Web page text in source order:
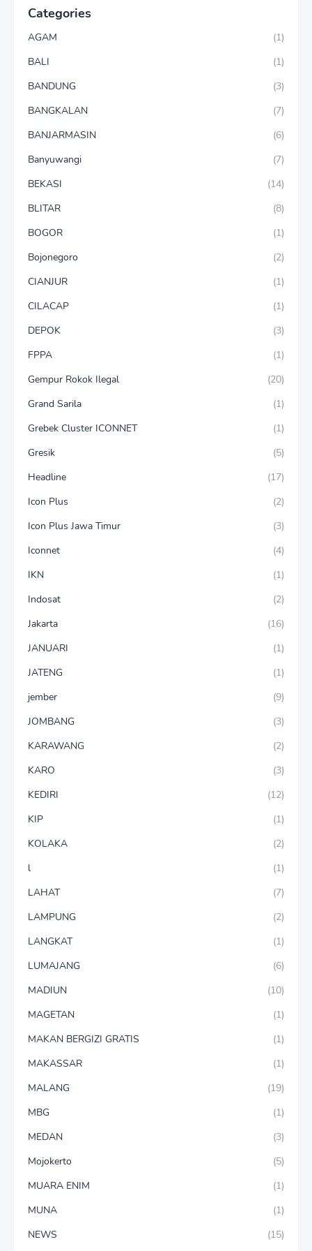
Categories
AGAM
(1)
BALI
(1)
BANDUNG
(3)
BANGKALAN
(7)
BANJARMASIN
(6)
Banyuwangi
(7)
BEKASI
(14)
BLITAR
(8)
BOGOR
(1)
Bojonegoro
(2)
CIANJUR
(1)
CILACAP
(1)
DEPOK
(3)
FPPA
(1)
Gempur Rokok Ilegal
(20)
Grand Sarila
(1)
Grebek Cluster ICONNET
(1)
Gresik
(5)
Headline
(17)
Icon Plus
(2)
Icon Plus Jawa Timur
(3)
Iconnet
(4)
IKN
(1)
Indosat
(2)
Jakarta
(16)
JANUARI
(1)
JATENG
(1)
jember
(9)
JOMBANG
(3)
KARAWANG
(2)
KARO
(3)
KEDIRI
(12)
KIP
(1)
KOLAKA
(2)
l
(1)
LAHAT
(7)
LAMPUNG
(2)
LANGKAT
(1)
LUMAJANG
(6)
MADIUN
(10)
MAGETAN
(1)
MAKAN BERGIZI GRATIS
(1)
MAKASSAR
(1)
MALANG
(19)
MBG
(1)
MEDAN
(3)
Mojokerto
(5)
MUARA ENIM
(1)
MUNA
(1)
NEWS
(15)